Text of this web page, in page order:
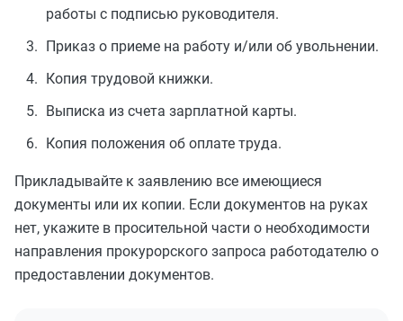
работы с подписью руководителя.
Приказ о приеме на работу и/или об увольнении.
Копия трудовой книжки.
Выписка из счета зарплатной карты.
Копия положения об оплате труда.
Прикладывайте к заявлению все имеющиеся
документы или их копии. Если документов на руках
нет, укажите в просительной части о необходимости
направления прокурорского запроса работодателю о
предоставлении документов.